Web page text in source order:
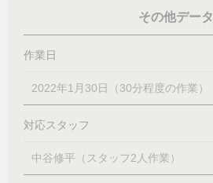
その他データ
作業日
2022年1月30日（30分程度の作業）
対応スタッフ
中谷修平（スタッフ2人作業）